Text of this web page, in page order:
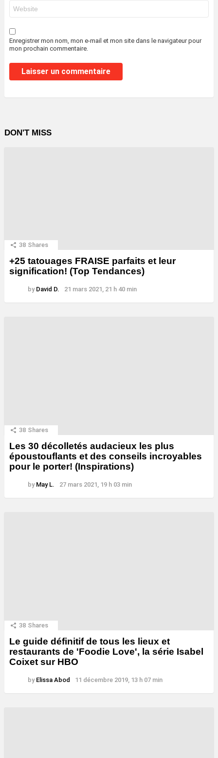
web
Enregistrer mon nom, mon e-mail et mon site dans le navigateur pour
mon prochain commentaire.
DON'T MISS
38 Shares
+25 tatouages ​​FRAISE parfaits et leur
signification! (Top Tendances)
by David D. 21 mars 2021, 21 h 40 min
38 Shares
Les 30 décolletés audacieux les plus
époustouflants et des conseils incroyables
pour le porter! (Inspirations)
by May L. 27 mars 2021, 19 h 03 min
38 Shares
Le guide définitif de tous les lieux et
restaurants de 'Foodie Love', la série Isabel
Coixet sur HBO
by Elissa Abod 11 décembre 2019, 13 h 07 min